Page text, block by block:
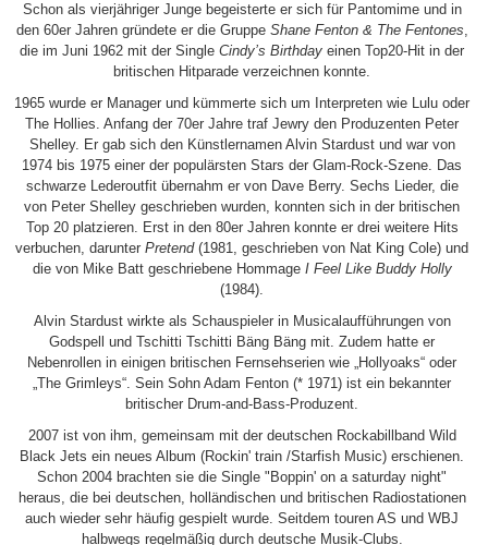
Schon als vierjähriger Junge begeisterte er sich für Pantomime und in
den 60er Jahren gründete er die Gruppe Shane Fenton & The Fentones,
die im Juni 1962 mit der SingleCindy’s Birthday einen Top20-Hit in der
britischen Hitparade verzeichnen konnte.
1965 wurde er Manager und kümmerte sich um Interpreten wie Lulu oder
The Hollies. Anfang der 70er Jahre traf Jewry den Produzenten Peter
Shelley. Er gab sich den Künstlernamen Alvin Stardust und war von
1974 bis 1975 einer der populärsten Stars der Glam-Rock-Szene. Das
schwarze Lederoutfit übernahm er von Dave Berry. Sechs Lieder, die
von Peter Shelley geschrieben wurden, konnten sich in der britischen
Top 20 platzieren. Erst in den 80er Jahren konnte er drei weitere Hits
verbuchen, darunterPretend(1981, geschrieben von Nat King Cole) und
die von Mike Batt geschriebene Hommage I Feel Like Buddy Holly
(1984).
Alvin Stardust wirkte als Schauspieler in Musicalaufführungen von
Godspell und Tschitti Tschitti Bäng Bäng mit. Zudem hatte er
Nebenrollen in einigen britischen Fernsehserien wie „Hollyoaks“ oder
„The Grimleys“. Sein Sohn Adam Fenton (* 1971) ist ein bekannter
britischer Drum-and-Bass-Produzent.
2007 ist von ihm, gemeinsam mit der deutschen Rockabillband Wild
Black Jets ein neues Album (Rockin' train /Starfish Music) erschienen.
Schon 2004 brachten sie die Single "Boppin' on a saturday night"
heraus, die bei deutschen, holländischen und britischen Radiostationen
auch wieder sehr häufig gespielt wurde. Seitdem touren AS und WBJ
halbwegs regelmäßig durch deutsche Musik-Clubs.